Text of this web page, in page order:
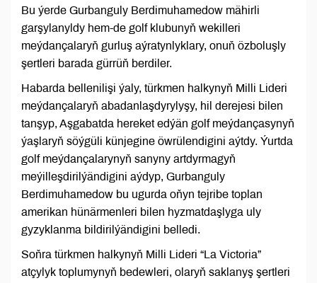
Bu ýerde Gurbanguly Berdimuhamedow mähirli
garşylanyldy hem-de golf klubunyň wekilleri
meýdançalaryň gurluş aýratynlyklary, onuň özboluşly
şertleri barada gürrüň berdiler.
Habarda bellenilişi ýaly, türkmen halkynyň Milli Lideri
meýdançalaryň abadanlaşdyrylyşy, hil derejesi bilen
tanşyp, Aşgabatda hereket edýän golf meýdançasynyň
ýaşlaryň söýgüli künjegine öwrülendigini aýtdy. Ýurtda
golf meýdançalarynyň sanyny artdyrmagyň
meýilleşdirilýändigini aýdyp, Gurbanguly
Berdimuhamedow bu ugurda oňyn tejribe toplan
amerikan hünärmenleri bilen hyzmatdaşlyga uly
gyzyklanma bildirilýändigini belledi.
Soňra türkmen halkynyň Milli Lideri “La Victoria”
atçylyk toplumynyň bedewleri, olaryň saklanyş şertleri